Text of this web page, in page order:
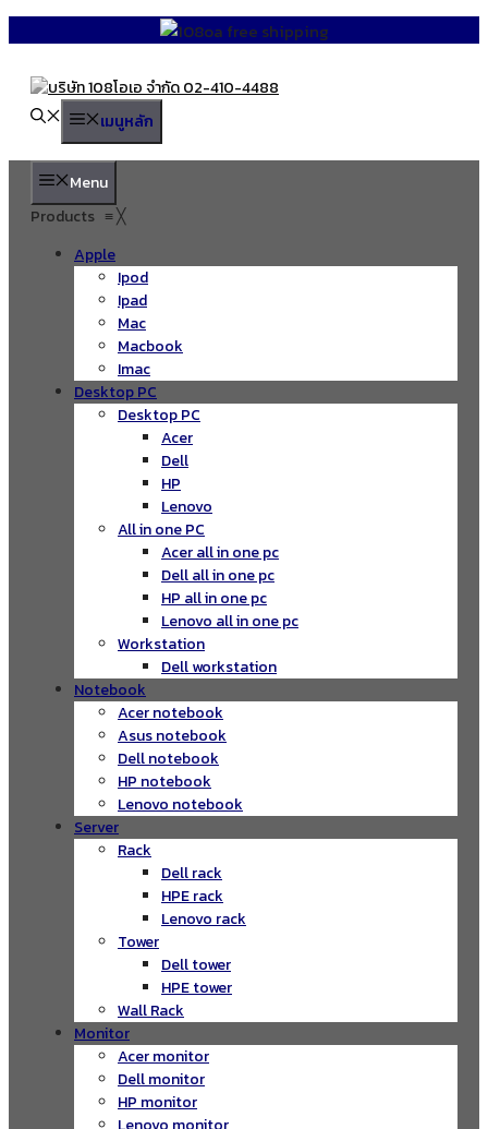
content
เมนูหลัก
Menu
Products ≡╳
Apple
Ipod
Ipad
Mac
Macbook
Imac
Desktop PC
Desktop PC
Acer
Dell
HP
Lenovo
All in one PC
Acer all in one pc
Dell all in one pc
HP all in one pc
Lenovo all in one pc
Workstation
Dell workstation
Notebook
Acer notebook
Asus notebook
Dell notebook
HP notebook
Lenovo notebook
Server
Rack
Dell rack
HPE rack
Lenovo rack
Tower
Dell tower
HPE tower
Wall Rack
Monitor
Acer monitor
Dell monitor
HP monitor